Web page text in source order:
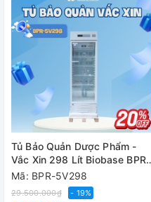
Tủ Bảo Quản Dược Phẩm -
Vắc Xin 298 Lít Biobase BPR-
5V298
Mã: BPR-5V298
29.500.000₫ - 19%